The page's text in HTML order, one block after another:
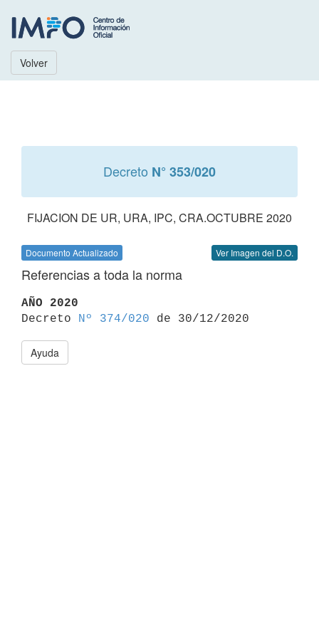
Volver
Decreto N° 353/020
FIJACION DE UR, URA, IPC, CRA.OCTUBRE 2020
Documento Actualizado Ver Imagen del D.O.
Referencias a toda la norma
AÑO 2020
Decreto
Nº 374/020
Ayuda